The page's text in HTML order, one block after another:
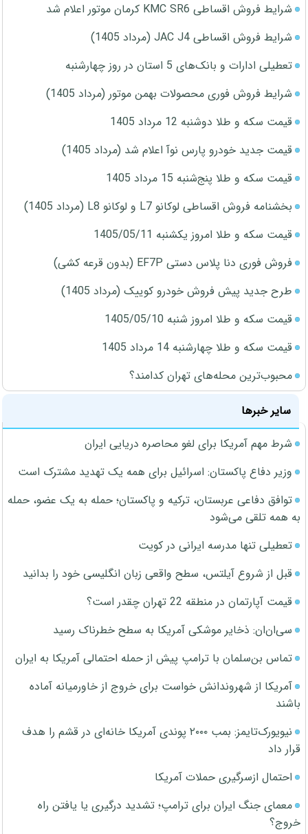
شرایط فروش اقساطی KMC SR6 کرمان موتور اعلام شد
شرایط فروش اقساطی JAC J4 (مرداد 1405)
تعطیلی ادارات و بانک‌های 5 استان در روز چهارشنبه
شرایط فروش فوری محصولات بهمن موتور (مرداد 1405)
قیمت سکه و طلا دوشنبه 12 مرداد 1405
قیمت جدید خودرو پارس نوآ اعلام شد (مرداد 1405)
قیمت سکه و طلا پنج‌شنبه 15 مرداد 1405
بخشنامه فروش اقساطی لوکانو L7 و لوکانو L8 (مرداد 1405)
قیمت سکه و طلا امروز یکشنبه 1405/05/11
فروش فوری دنا پلاس دستی EF7P (بدون قرعه کشی)
طرح جدید پیش فروش خودرو کوییک (مرداد 1405)
قیمت سکه و طلا امروز شنبه 1405/05/10
قیمت سکه و طلا چهارشنبه 14 مرداد 1405
محبوب‌ترین محله‌های تهران کدامند؟
سایر خبرها
شرط مهم آمریکا برای لغو محاصره دریایی ایران
وزیر دفاع پاکستان: اسرائیل برای همه یک تهدید مشترک است
توافق دفاعی عربستان، ترکیه و پاکستان؛ حمله به یک عضو، حمله
به همه تلقی می‌شود
تعطیلی تنها مدرسه ایرانی در کویت
قبل از شروع آیلتس، سطح واقعی زبان انگلیسی خود را بدانید
قیمت آپارتمان در منطقه 22 تهران چقدر است؟
سی‌ان‌ان: ذخایر موشکی آمریکا به سطح خطرناک رسید
تماس بن‌سلمان با ترامپ پیش از حمله احتمالی آمریکا به ایران
آمریکا از شهروندانش خواست برای خروج از خاورمیانه آماده
باشند
نیویورک‌تایمز: بمب ۲۰۰۰ پوندی آمریکا خانه‌ای در قشم را هدف
قرار داد
احتمال ازسرگیری حملات آمریکا
معمای جنگ ایران برای ترامپ؛ تشدید درگیری یا یافتن راه
خروج؟